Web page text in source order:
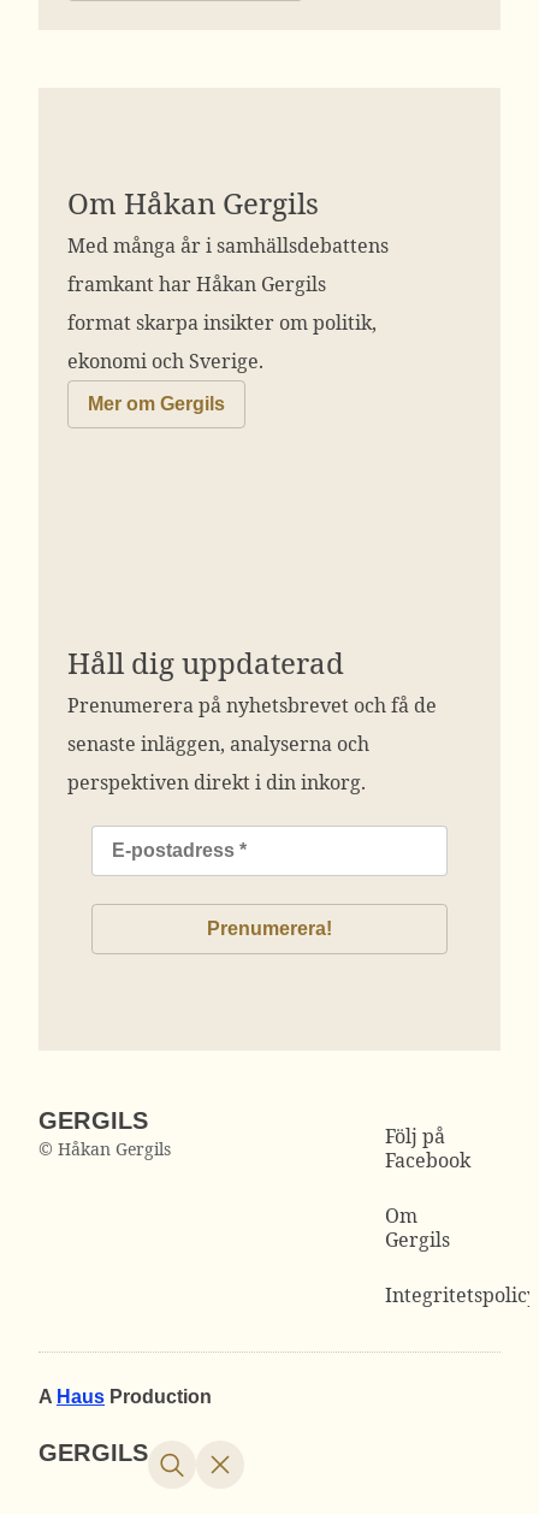
Om Håkan Gergils
Med många år i samhällsdebattens
framkant har Håkan Gergils
format skarpa insikter om politik,
ekonomi och Sverige.
Mer om Gergils
Håll dig uppdaterad
Prenumerera på nyhetsbrevet och få de
senaste inläggen, analyserna och
perspektiven direkt i din inkorg.
GERGILS
© Håkan Gergils
Följ på
Facebook
Om
Gergils
Integritetspolicy
A Haus Production
GERGILS